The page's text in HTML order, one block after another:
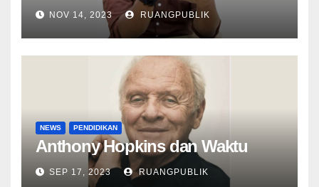
NOV 14, 2023 RUANGPUBLIK
NEWS PENDIDIKAN
Anthony Hopkins dan Waktu
SEP 17, 2023 RUANGPUBLIK